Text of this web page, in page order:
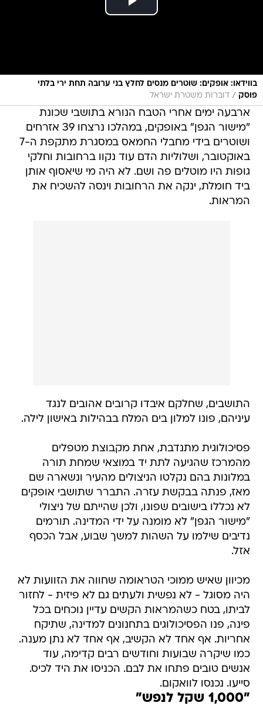
בווידאו: אופקים: שוטרים מנסים לחלץ בני ערובה תחת ירי בלתי
פוסק / דוברות משטרת ישראל
ארבעה ימים אחרי הטבח הנורא בתושבי שכונת
"מישור הגפן" באופקים, במהלכו נרצחו 39 אזרחים
ושוטרים בידי מחבלי החמאס במסגרת מתקפת ה-7
באוקטובר, ושלוליות הדם עוד נקוו ברחובות וחלקי
גופות היו מוטלים פה ושם. לא היה מי שיאסוף אותן
ביד חומלת, ינקה את הרחובות וינסה להשכיח את
המראות.
התושבים, שחלקם איבדו קרובים אהובים לנגד
עיניהם, פונו למלון בים המלח בבהילות באישון לילה.
פסיכולוגית מתנדבת, אחת מקבוצת מטפלים
מהמרכז שהגיעה לתת יד במוצאי שמחת תורה
במלונות בהם נקלטו הניצולים מהעיר ונשארה שם
מאז, פנתה בבקשת עזרה. התברר שתושבי אופקים
לא נכללו בישובים שפונו, ולכן שהייתם של ניצולי
"מישור הגפן" לא מומנה על ידי המדינה. תורמים
נדיבים שילמו על השהות למשך שבוע, אבל הכסף
אזל.
מכיוון שאיש ממוכי הטראומה שחווה את הזוועות לא
היה מסוגל - לא נפשית ולעתים גם לא פיזית - לחזור
לביתו, בטח כשהמראות הקשים עדיין נוכחים בכל
פינה, פנו הפסיכולוגים בתחנונים למדינה, שתיקח
אחריות. אף אחד לא הקשיב, אף אחד לא נתן מענה.
כמו שיקרה שבועות וחודשים רבים קדימה, עוד
אנשים טובים פתחו את לבם. הכניסו את היד לכיס.
סייעו. נכנסו לוואקום.
"1,000 שקל לנפש"